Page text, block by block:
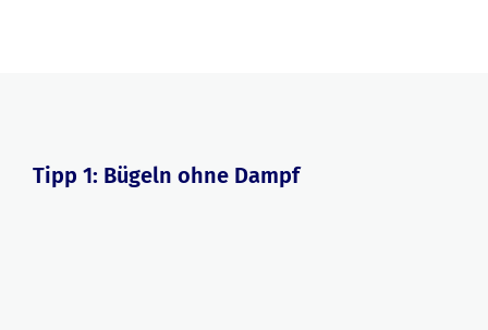
Tipp 1: Bügeln ohne Dampf